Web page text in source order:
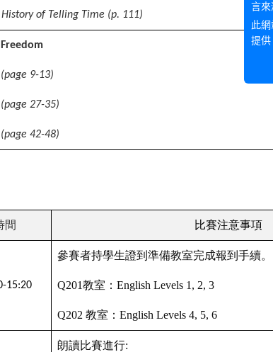
of Telling Time (p. 111)
9-13)
27-35)
42-48)
間 比賽注意事項
15:20
參賽者持學生證到準備教室完成報到手續。
Q201教室：English Levels 1, 2, 3
Q202 教室：English Levels 4, 5, 6
朗讀比賽進行:
言來
此
提供